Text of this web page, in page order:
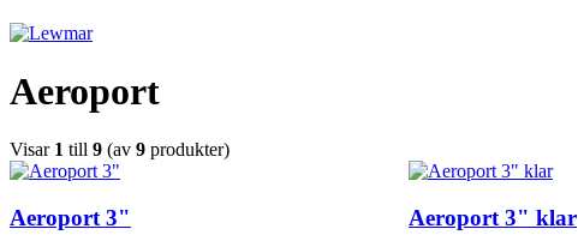
Aeroport
Visar 1 till 9 (av 9 produkter)
Aeroport 3" Aeroport 3" klar